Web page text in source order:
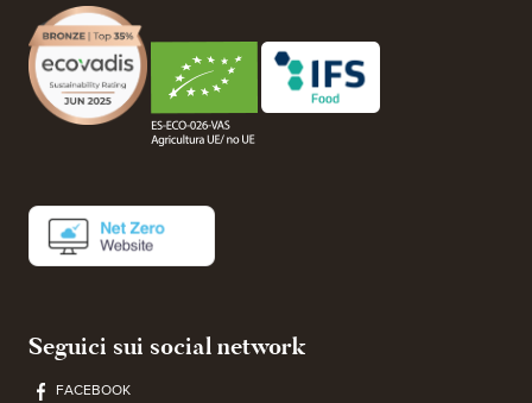
Seguici sui social network
FACEBOOK